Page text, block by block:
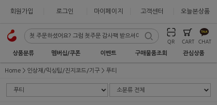
회원가입 로그인 마이페이지 고객센터 오늘본상품
QR CART CHAT
상품분류 멤버십/쿠폰 이벤트 구매물품조회 관심상품
Home 인상재/믹싱팁/진지코드/기구 푸티